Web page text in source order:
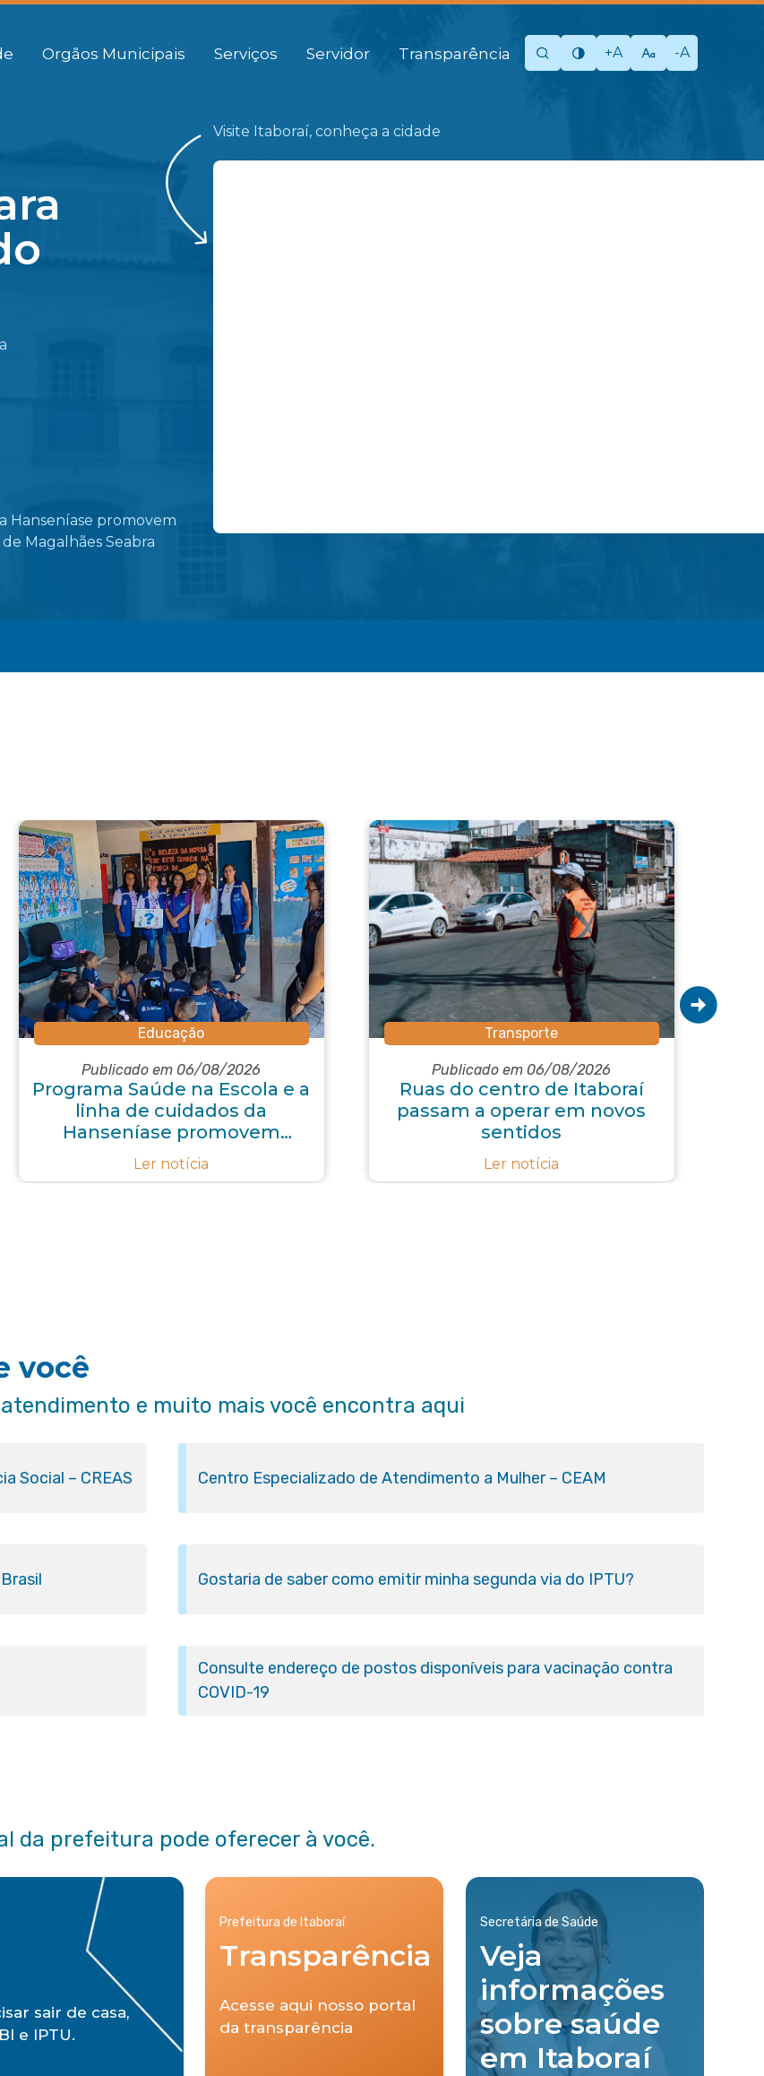
Orgãos Municipais Serviços Servidor Transparência +A -A
Hanseníase promovem
Magalhães Seabra
Visite Itaboraí, conheça a cidade
Educação
Publicado em 06/08/2026
Programa Saúde na Escola e a
linha de cuidados da
Hanseníase promovem
conscientização sobre
hanseníase na E.M Adelaide
Ler notícia
Transporte
Publicado em 06/08/2026
Ruas do centro de Itaboraí
passam a operar em novos
sentidos
Ler notícia
você
e muito mais você encontra aqui
Social – CREAS Centro Especializado de Atendimento a Mulher – CEAM
Gostaria de saber como emitir minha segunda via do IPTU?
Consulte endereço de postos disponíveis para vacinação contra
COVID-19
da prefeitura pode oferecer à você.
sair de casa,
e IPTU.
Prefeitura de Itaboraí
Transparência
Acesse aqui nosso portal
da transparência
Secretária de Saúde
Veja
informações
sobre saúde
em Itaboraí